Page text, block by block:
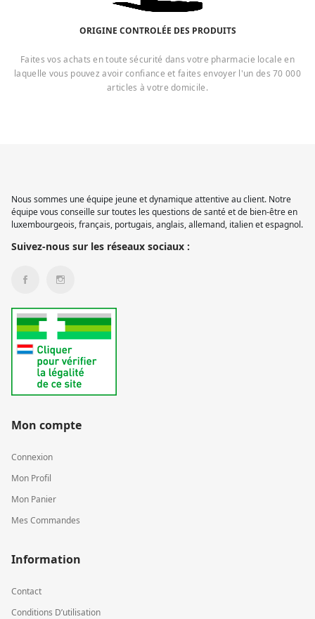
ORIGINE CONTROLÉE DES PRODUITS
Faites vos achats en toute sécurité dans votre pharmacie locale en
laquelle vous pouvez avoir confiance et faites envoyer l'un des 70 000
articles à votre domicile.
Nous sommes une équipe jeune et dynamique attentive au client. Notre
équipe vous conseille sur toutes les questions de santé et de bien-être en
luxembourgeois, français, portugais, anglais, allemand, italien et espagnol.
Suivez-nous sur les réseaux sociaux :
Mon compte
Connexion
Mon Profil
Mon Panier
Mes Commandes
Information
Contact
Conditions D’utilisation